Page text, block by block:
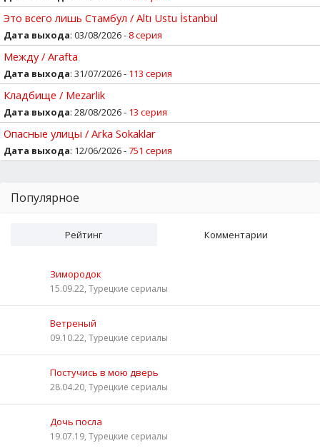
Это всего лишь Стамбул / Altı Ustu İstanbul
Дата выхода: 03/08/2026 - 8 серия
Между / Arafta
Дата выхода: 31/07/2026 - 113 серия
Кладбище / Mezarlik
Дата выхода: 28/08/2026 - 13 серия
Опасные улицы / Arka Sokaklar
Дата выхода: 12/06/2026 -751 серия
Популярное
Рейтинг Комментарии
Зимородок
15.09.22, Турецкие сериалы
Ветреный
09.10.22, Турецкие сериалы
Постучись в мою дверь
28.04.20, Турецкие сериалы
Дочь посла
19.07.19, Турецкие сериалы